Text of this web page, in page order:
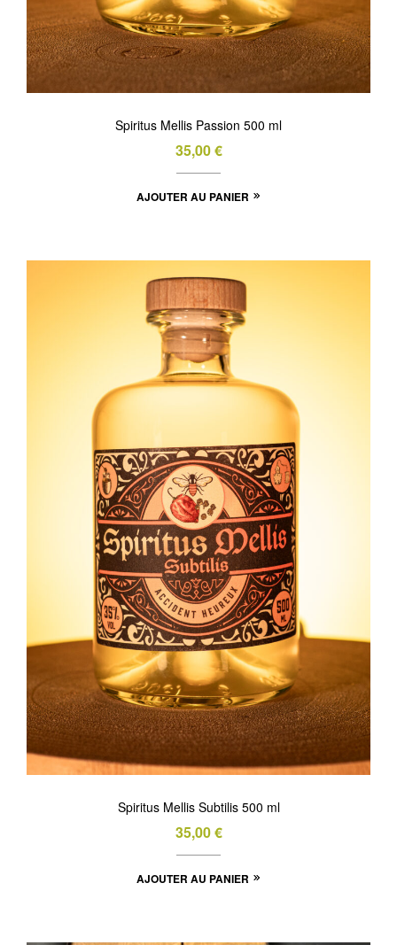
Spiritus Mellis Passion 500 ml
35,00€
AJOUTER AU PANIER
Spiritus Mellis Subtilis 500 ml
35,00€
AJOUTER AU PANIER